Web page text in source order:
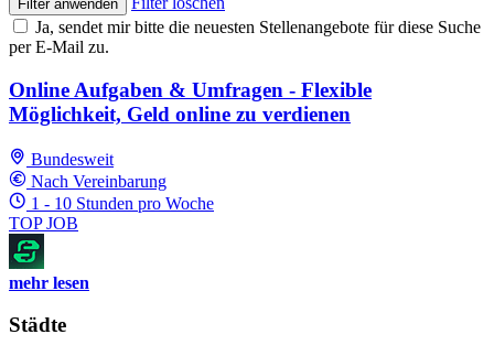
Filter anwenden
Ja, sendet mir bitte die neuesten Stellenangebote für diese Suche
per E-Mail zu.
Online Aufgaben & Umfragen - Flexible
Möglichkeit, Geld online zu verdienen
Bundesweit
Nach Vereinbarung
1 - 10 Stunden pro Woche
TOP JOB
mehr lesen
Städte